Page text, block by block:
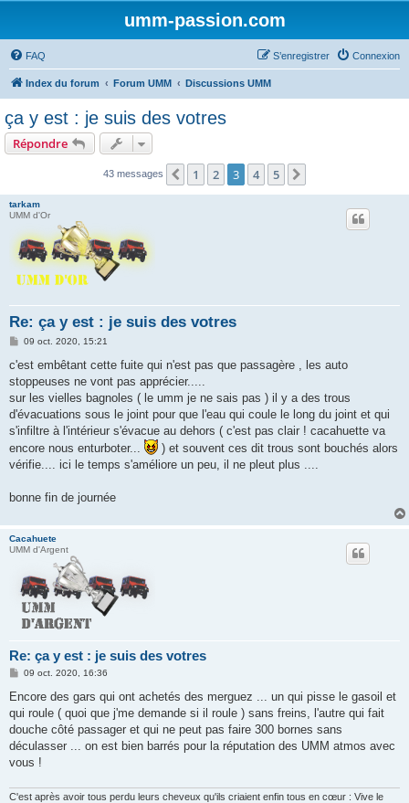
umm-passion.com
FAQ Connexion
S’enregistrer
Index du forum Forum UMM Discussions UMM
ça y est : je suis des votres
Répondre
43 messages Précédente
1 2 3 4 5
tarkam
UMM d'Or
Re: ça y est : je suis des votres
M
s
a
g
09 oct. 2020, 15:21
c'est embêtant cette fuite qui n'est pas que passagère , les auto
stoppeuses ne vont pas apprécier.....
sur les vielles bagnoles ( le umm je ne sais pas ) il y a des trous
d'évacuations sous le joint pour que l'eau qui coule le long du joint et qui
s'infiltre à l'intérieur s'évacue au dehors ( c'est pas clair ! cacahuette va
encore nous enturboter...
) et souvent ces dit trous sont bouchés alors
vérifie.... ici le temps s'améliore un peu, il ne pleut plus ....
bonne fin de journée
Cacahuete
UMM d'Argent
Re: ça y est : je suis des votres
M
s
a
g
09 oct. 2020, 16:36
Encore des gars qui ont achetés des merguez ... un qui pisse le gasoil et
qui roule ( quoi que j'me demande si il roule ) sans freins, l'autre qui fait
douche côté passager et qui ne peut pas faire 300 bornes sans
déculasser ... on est bien barrés pour la réputation des UMM atmos avec
vous !
C'est après avoir tous perdu leurs cheveux qu'ils criaient enfin tous en cœur : Vive le